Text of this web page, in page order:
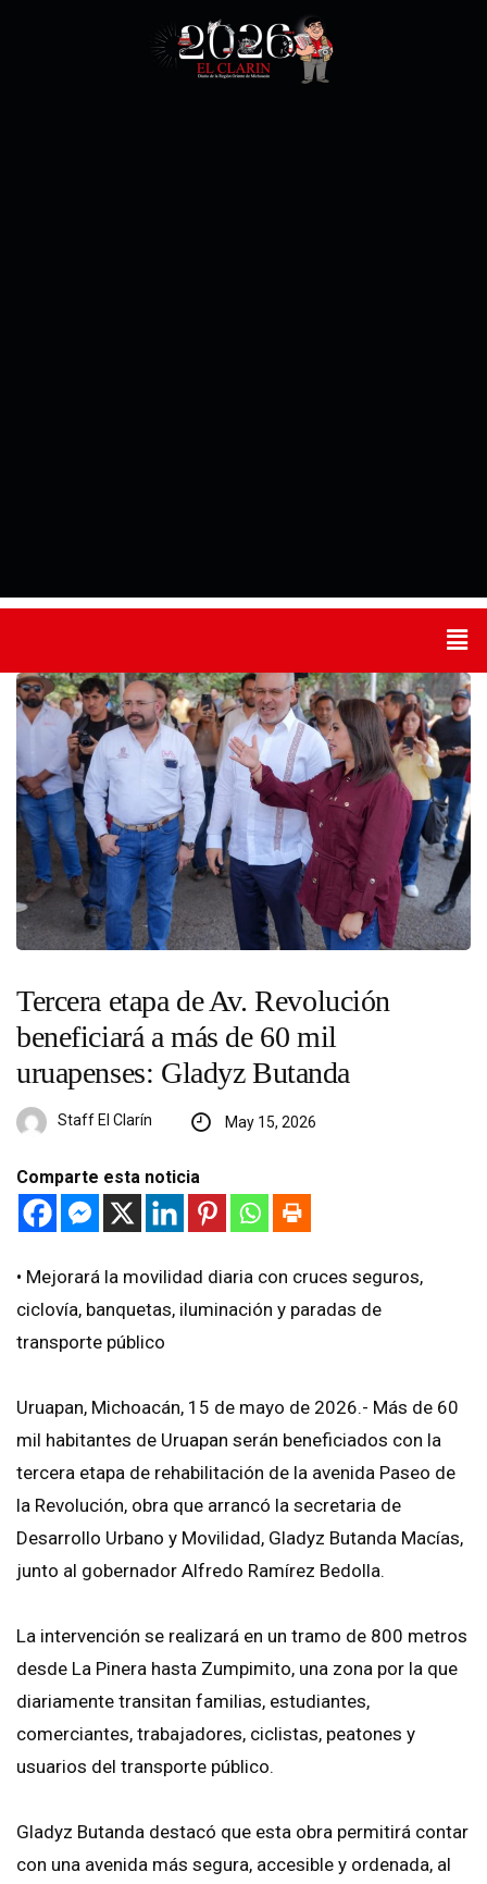
Tercera etapa de Av. Revolución
beneficiará a más de 60 mil
uruapenses: Gladyz Butanda
Staff El Clarín May 15, 2026
Comparte esta noticia
•⁠ ⁠Mejorará la movilidad diaria con cruces seguros,
ciclovía, banquetas, iluminación y paradas de
transporte público
Uruapan, Michoacán, 15 de mayo de 2026.- Más de 60
mil habitantes de Uruapan serán beneficiados con la
tercera etapa de rehabilitación de la avenida Paseo de
la Revolución, obra que arrancó la secretaria de
Desarrollo Urbano y Movilidad, Gladyz Butanda Macías,
junto al gobernador Alfredo Ramírez Bedolla.
La intervención se realizará en un tramo de 800 metros
desde La Pinera hasta Zumpimito, una zona por la que
diariamente transitan familias, estudiantes,
comerciantes, trabajadores, ciclistas, peatones y
usuarios del transporte público.
Gladyz Butanda destacó que esta obra permitirá contar
con una avenida más segura, accesible y ordenada, al